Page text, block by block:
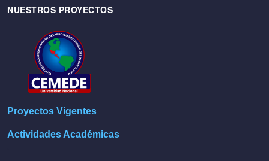
NUESTROS PROYECTOS
Proyectos Vigentes
Actividades Académicas